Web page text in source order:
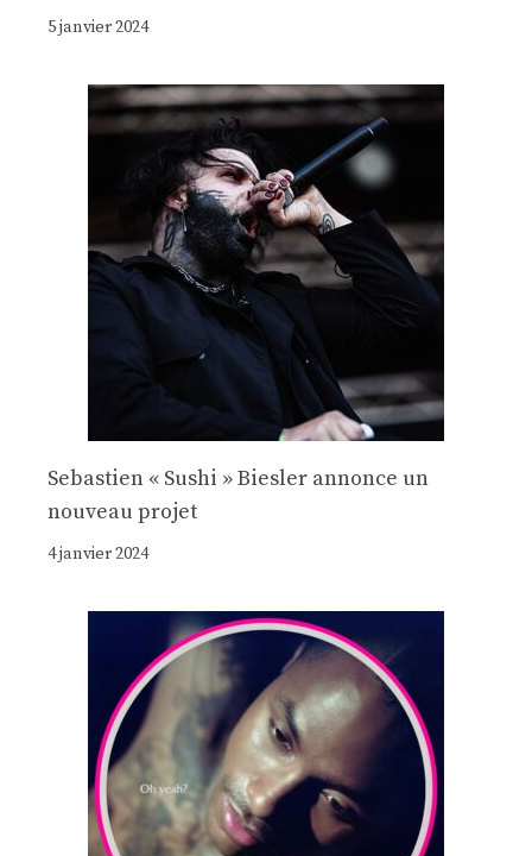
5 janvier 2024
Sebastien « Sushi » Biesler annonce un
nouveau projet
4 janvier 2024